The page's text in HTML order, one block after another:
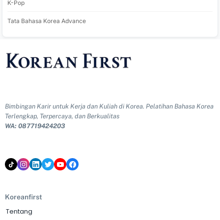
K-Pop
Tata Bahasa Korea Advance
Bimbingan Karir untuk Kerja dan Kuliah di Korea. Pelatihan Bahasa Korea
Terlengkap, Terpercaya, dan Berkualitas
WA: 087719424203
Koreanfirst
Tentang